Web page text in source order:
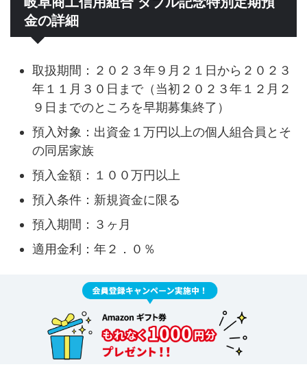
金の詳細
取扱期間：２０２３年９月２１日から２０２３
年１１月３０日まで（当初２０２３年１２月２
９日までのところを早期募集終了）
預入対象：出資金１万円以上の個人組合員とそ
の同居家族
預入金額：１００万円以上
預入条件：新規資金に限る
預入期間：３ヶ月
適用金利：年２．０％